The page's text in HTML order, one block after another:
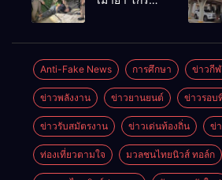
ฟุตบอลวันรพี
เพื่อเชื่อม
ความสัมพันธ์
อันดีของ
หน่วยงานใน
กระบวนการ
ยุติธรรม
คว้าหนังสติ๊ก
ยิง ห้องทำงาน
ผกก.ฯ 2 นัด
ตำรวจคุมตัว
ได้ทันควัน
Anti-Fake News การศึกษา ข่าวกี
ข่าวพลังงาน ข่าวยานยนต์ ข่าวรอบ
ข่าวรับสมัตรงาน ข่าวเด่นท้องถิ่น ข่
ท่องเที่ยวตามใจ มวลชนไทยนิวส์ ทอล์ก